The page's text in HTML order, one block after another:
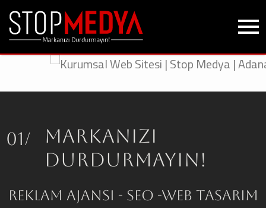
01/
MARKANIZI
DURDURMAYIN!
REKLAM AJANSI - SEO -WEB TASARIM